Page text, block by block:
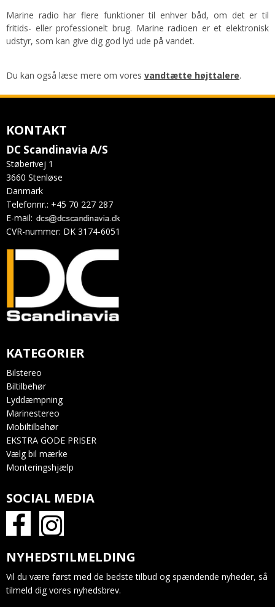
Marine radio har flere funktioner til enhver båd, om det er til
fritids- eller professionelt brug. Marine radioen er et elektronisk
udstyr, som kan give dig god lyd ude på vandet.
Du kan også læse mere om vores vandtætte højttalere.
KONTAKT
DC Scandinavia A/S
Støberivej 1
3660 Stenløse
Danmark
Telefonnr.: +45 70 227 287
E-mail:
CVR-nummer: DK 3174-6051
KATEGORIER
Bilstereo
Biltilbehør
Lyddæmpning
Marinestereo
Mobiltilbehør
EKSTRA GODE PRISER
Vælg bil mærke
Monteringshjælp
SOCIAL MEDIA
NYHEDSTILMELDING
Vil du være først med de bedste tilbud og spændende nyheder, så
tilmeld dig vores nyhedsbrev.